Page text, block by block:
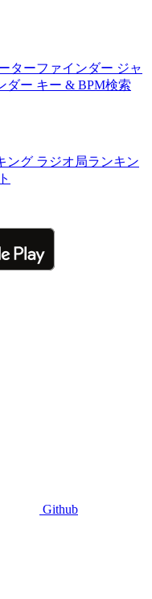
ターファインダー ジャ
ダー キー & BPM検索
ング ラジオ局ランキン
Github